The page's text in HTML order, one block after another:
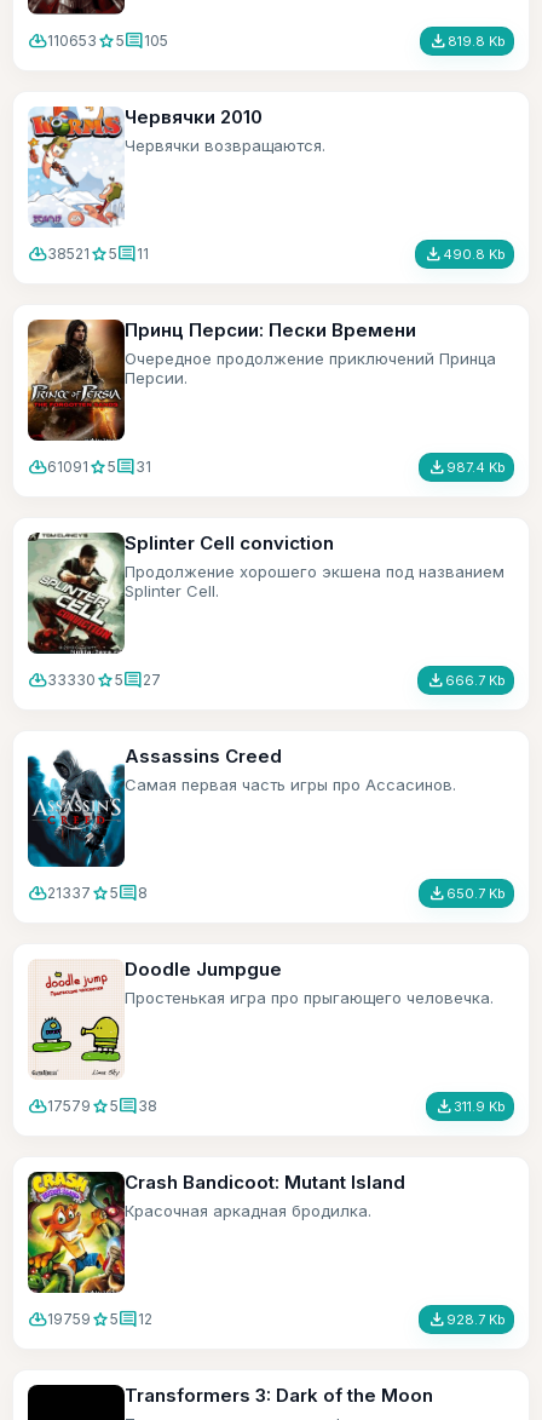
cloud_download110653 star5comment105 file_download 819.8 Kb
Червячки 2010
Червячки возвращаются.
cloud_download38521 star5comment11 file_download 490.8 Kb
Принц Персии: Пески Времени
Очередное продолжение приключений Принца
Персии.
cloud_download61091 star5comment31 file_download 987.4 Kb
Splinter Cell conviction
Продолжение хорошего экшена под названием
Splinter Cell.
cloud_download33330 star5comment27 file_download 666.7 Kb
Assassins Creed
Самая первая часть игры про Ассасинов.
cloud_download21337 star5comment8 file_download 650.7 Kb
Doodle Jumpgue
Простенькая игра про прыгающего человечка.
cloud_download17579 star5comment38 file_download 311.9 Kb
Crash Bandicoot: Mutant Island
Красочная аркадная бродилка.
cloud_download19759 star5comment12 file_download 928.7 Kb
Transformers 3: Dark of the Moon